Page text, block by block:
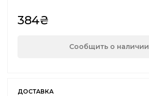
384₴
Сообщить о наличии
ДОСТАВКА